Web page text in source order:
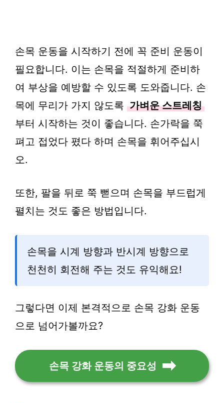
손목 운동을 시작하기 전에 꼭 준비 운동이
필요합니다. 이는 손목을 적절하게 준비하
여 부상을 예방할 수 있도록 도와줍니다. 손
목에 무리가 가지 않도록 가벼운 스트레칭
부터 시작하는 것이 좋습니다. 손가락을 쭉
펴고 접었다 폈다 하며 손목을 휘어주십시
오.
또한, 팔을 뒤로 쭉 뻗으며 손목을 부드럽게
펼치는 것도 좋은 방법입니다.
손목을 시계 방향과 반시계 방향으로
천천히 회전해 주는 것도 유익해요!
그렇다면 이제 본격적으로 손목 강화 운동
으로 넘어가볼까요?
손목 강화 운동의 중요성